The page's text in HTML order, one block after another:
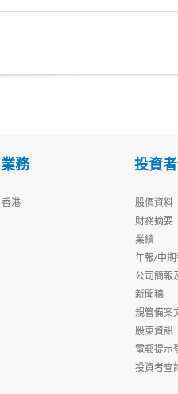
業務
香港
投資
股價資料
財務摘要
業績
年報/中期
公司簡報
新聞稿
規管備案
股東資訊
電郵提示
投資者查